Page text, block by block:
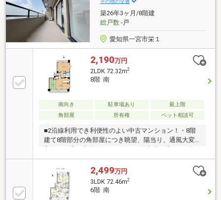
インクローゼットを備え、収納豊富・洗面室にはリネ
ン庫を設けており、日用品の整理整頓に便利
その他の交通
築26年3ヶ月/8階建
総戸数-戸
愛知県一宮市栄１
2,190万円
2LDK 72.32m2
8階 南
南向き 駐車場あり
最上階
角部屋
所有権 ペット相談可
■2沿線利用でき利便性のよい中古マンション！・8階
建て8階部分の角部屋につき眺望、陽当り、通風大変
グで家族団らんの時間をお過ごしいただけます♪・各
居室収納完備しており、家族みんなの荷物もすっきり
収納できます！■周辺環境・宮西小学校 徒歩約13
分・北部中学校 徒歩約19分・JR東海道本線「尾張一
宮」駅 徒歩約6分・名鉄バス「栄一丁目」停 徒歩
2,499万円
3LDK 72.46m2
6階 南